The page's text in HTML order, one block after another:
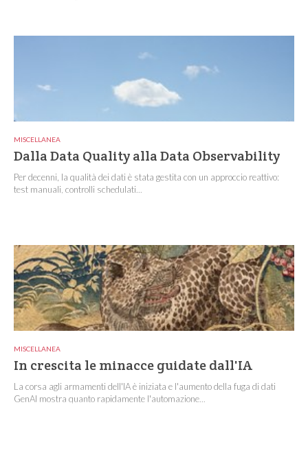
MISCELLANEA
Dalla Data Quality alla Data Observability
Per decenni, la qualità dei dati è stata gestita con un approccio reattivo:
test manuali, controlli schedulati...
MISCELLANEA
In crescita le minacce guidate dall'IA
La corsa agli armamenti dell'IA è iniziata e l'aumento della fuga di dati
GenAI mostra quanto rapidamente l'automazione...